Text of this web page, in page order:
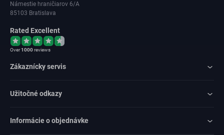
Námestie hraničiarov 6/A
85103 Bratislava
Rated Excellent
Over1000reviews
Zákaznícky servis
Užitočné odkazy
Informácie o objednávke